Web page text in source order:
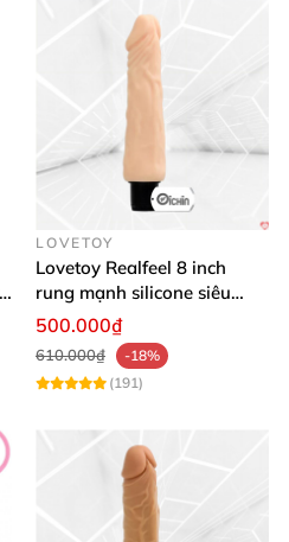
LOVETOY
Lovetoy Realfeel 8 inch
rung mạnh silicone siêu
mềm
500.000₫
610.000₫
-18%
(191)